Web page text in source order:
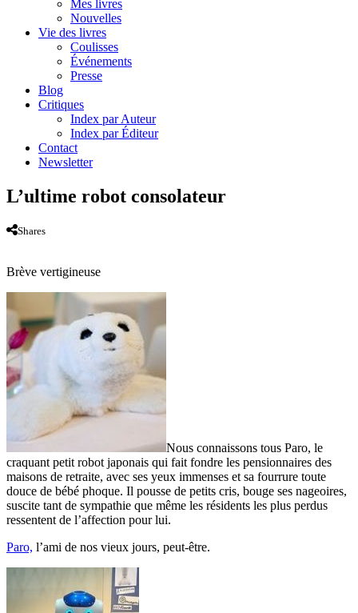
Mes livres
Nouvelles
Vie des livres
Coulisses
Événements
Presse
Blog
Critiques
Index par Auteur
Index par Éditeur
Contact
Newsletter
L’ultime robot consolateur
Shares
Brève vertigineuse
Nous connaissons tous Paro, le
craquant petit robot japonais qui fait fondre les pensionnaires des
maisons de retraite, avec ses yeux immenses et sa fourrure toute
douce de bébé phoque. Il pousse de petits cris, bouge ses nageoires,
suscite tant de sympathie que même les résidents les plus perdus
ressentent de l’affection pour lui.
Paro, l’ami de nos vieux jours, peut-être.